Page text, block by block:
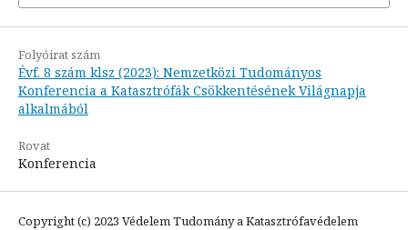
Folyóirat szám
Évf. 8 szám klsz (2023): Nemzetközi Tudományos
Konferencia a Katasztrófák Csökkentésének Világnapja
alkalmából
Rovat
Konferencia
Copyright (c) 2023 Védelem Tudomány a Katasztrófavédelem